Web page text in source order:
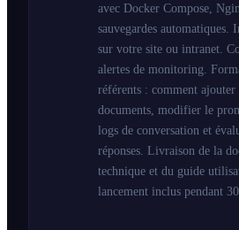
avec Docker Compose,
sauvegardes automatiques.
sur votre site ou intranet.
alertes de monitoring.
référents : comment ajouter
documents, modifier le
logs de conversation et
réponses. Livraison de la
technique et du guide
lancement inclus pendant